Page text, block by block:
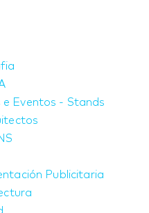
e Eventos - Stands
Publicitaria